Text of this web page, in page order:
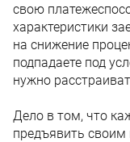
свою
характеристики
на снижение
подпадаете под
нужно
Дело в том, что
предъявить своим